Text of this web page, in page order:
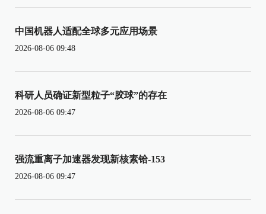
中国机器人适配全球多元应用场景
2026-08-06 09:48
科研人员确证新型粒子“胶球”的存在
2026-08-06 09:47
强流重离子加速器发现新核素铪-153
2026-08-06 09:47